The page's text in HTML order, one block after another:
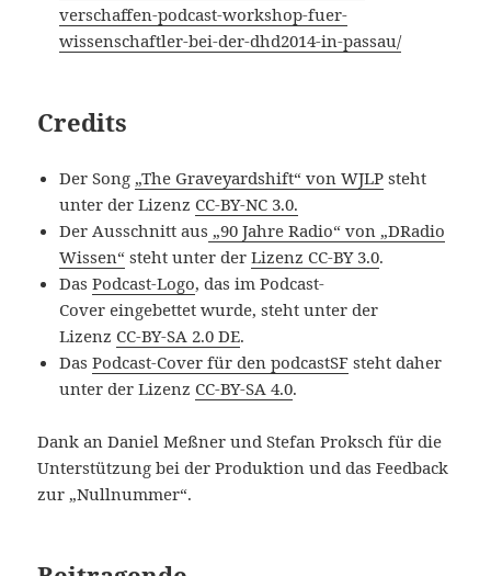
verschaffen-podcast-workshop-fuer-
wissenschaftler-bei-der-dhd2014-in-passau/
Credits
Der Song „The Graveyardshift“ von WJLP steht
unter der Lizenz CC-BY-NC 3.0.
Der Ausschnitt aus „90 Jahre Radio“ von „DRadio
Wissen“ steht unter derLizenz CC-BY 3.0.
DasPodcast-Logo, das im Podcast-
Cover eingebettet wurde, steht unter der
Lizenz CC-BY-SA 2.0 DE.
DasPodcast-Cover für den podcastSF steht daher
unter der Lizenz CC-BY-SA 4.0.
Dank an Daniel Meßner und Stefan Proksch für die
Unterstützung bei der Produktion und das Feedback
zur „Nullnummer“.